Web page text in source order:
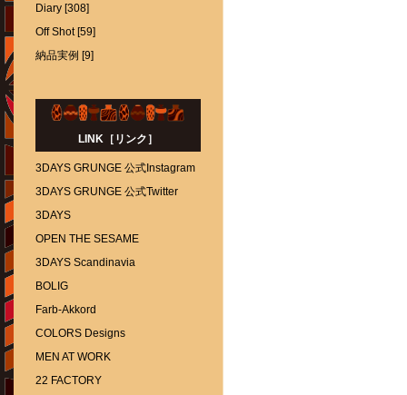
Diary [308]
Off Shot [59]
納品実例 [9]
LINK［リンク］
3DAYS GRUNGE 公式Instagram
3DAYS GRUNGE 公式Twitter
3DAYS
OPEN THE SESAME
3DAYS Scandinavia
BOLIG
Farb-Akkord
COLORS Designs
MEN AT WORK
22 FACTORY